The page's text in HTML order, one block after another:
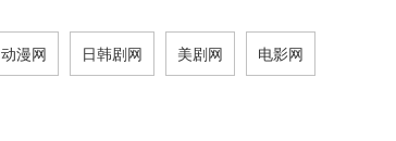
动漫网 日韩剧网 美剧网 电影网